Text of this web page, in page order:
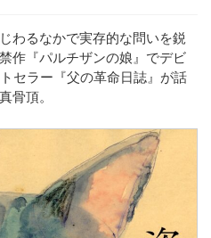
わるなかで実存的な問いを鋭
作『パルチザンの娘』でデビ
セラー『父の革命日誌』が話
骨頂。